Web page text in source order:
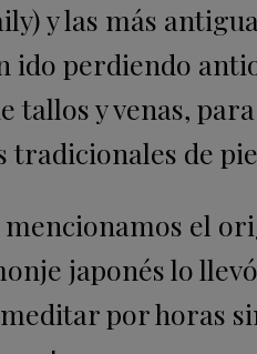
y las más
ido perdiendo
tallos y venas,
de
el
japonés lo
por horas